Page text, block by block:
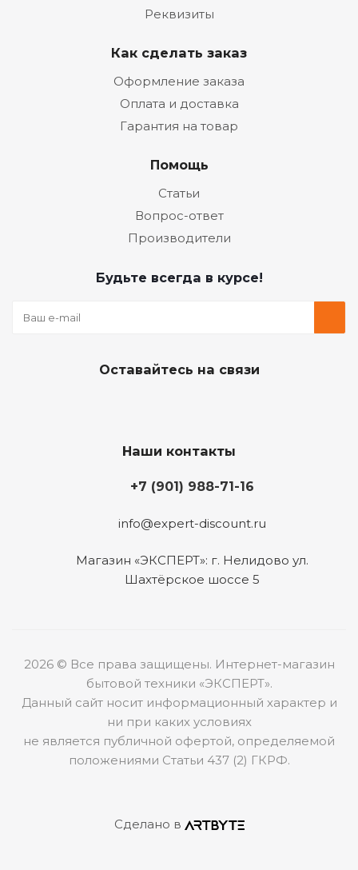
Реквизиты
Как сделать заказ
Оформление заказа
Оплата и доставка
Гарантия на товар
Помощь
Статьи
Вопрос-ответ
Производители
Будьте всегда в курсе!
Оставайтесь на связи
Наши контакты
+7 (901) 988-71-16
info@expert-discount.ru
Магазин «ЭКСПЕРТ»: г. Нелидово ул.
Шахтёрское шоссе 5
2026 © Все права защищены. Интернет-магазин
бытовой техники «ЭКСПЕРТ».
Данный сайт носит информационный характер и
ни при каких условиях
не является публичной офертой, определяемой
положениями Статьи 437 (2) ГКРФ.
Сделано в